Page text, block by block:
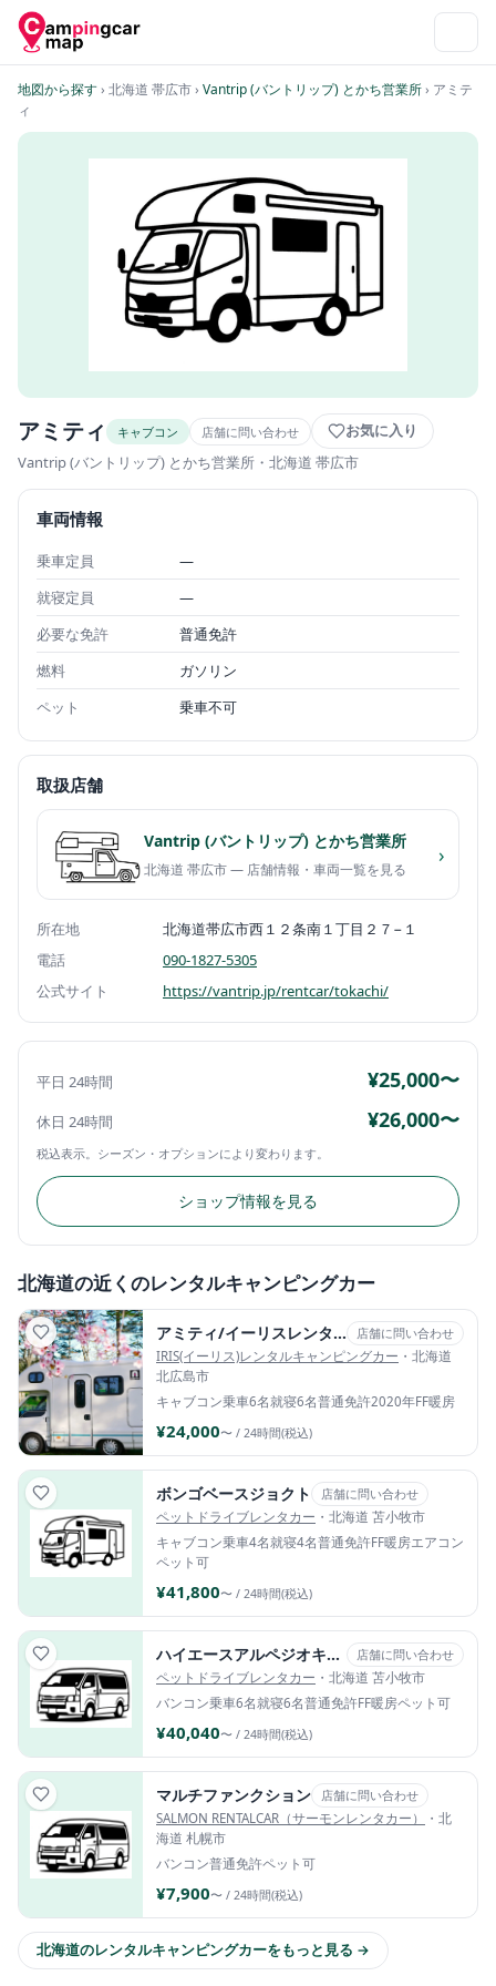
地図から探す› 北海道 帯広市› Vantrip (バントリップ) とかち営業所› アミテ
ィ
アミティ キャブコン 店舗に問い合わせ お気に入り
Vantrip (バントリップ) とかち営業所 ・北海道 帯広市
車両情報
乗車定員
—
就寝定員
—
必要な免許
普通免許
燃料
ガソリン
ペット
乗車不可
取扱店舗
Vantrip (バントリップ) とかち営業所
北海道 帯広市 — 店舗情報・車両一覧を見る
›
所在地
北海道帯広市西１２条南１丁目２７−１
電話
090-1827-5305
公式サイト
https://vantrip.jp/rentcar/tokachi/
平日 24時間 ¥25,000〜
休日 24時間 ¥26,000〜
税込表示。シーズン・オプションにより変わります。
ショップ情報を見る
北海道の近くのレンタルキャンピングカー
アミティ/イーリスレンタルキャンピングカー 店舗に問い合わせ
IRIS(イーリス)レンタルキャンピングカー ・北海道
北広島市
キャブコン乗車6名就寝6名普通免許2020年FF暖房
¥24,000〜 / 24時間(税込)
ボンゴベースジョクト 店舗に問い合わせ
ペットドライブレンタカー ・北海道 苫小牧市
キャブコン乗車4名就寝4名普通免許FF暖房エアコン
ペット可
¥41,800〜 / 24時間(税込)
ハイエースアルペジオキャンピングカー 店舗に問い合わせ
ペットドライブレンタカー ・北海道 苫小牧市
バンコン乗車6名就寝6名普通免許FF暖房ペット可
¥40,040〜 / 24時間(税込)
マルチファンクション 店舗に問い合わせ
SALMON RENTALCAR（サーモンレンタカー）
・北
海道 札幌市
バンコン普通免許ペット可
¥7,900〜 / 24時間(税込)
北海道のレンタルキャンピングカーをもっと見る →